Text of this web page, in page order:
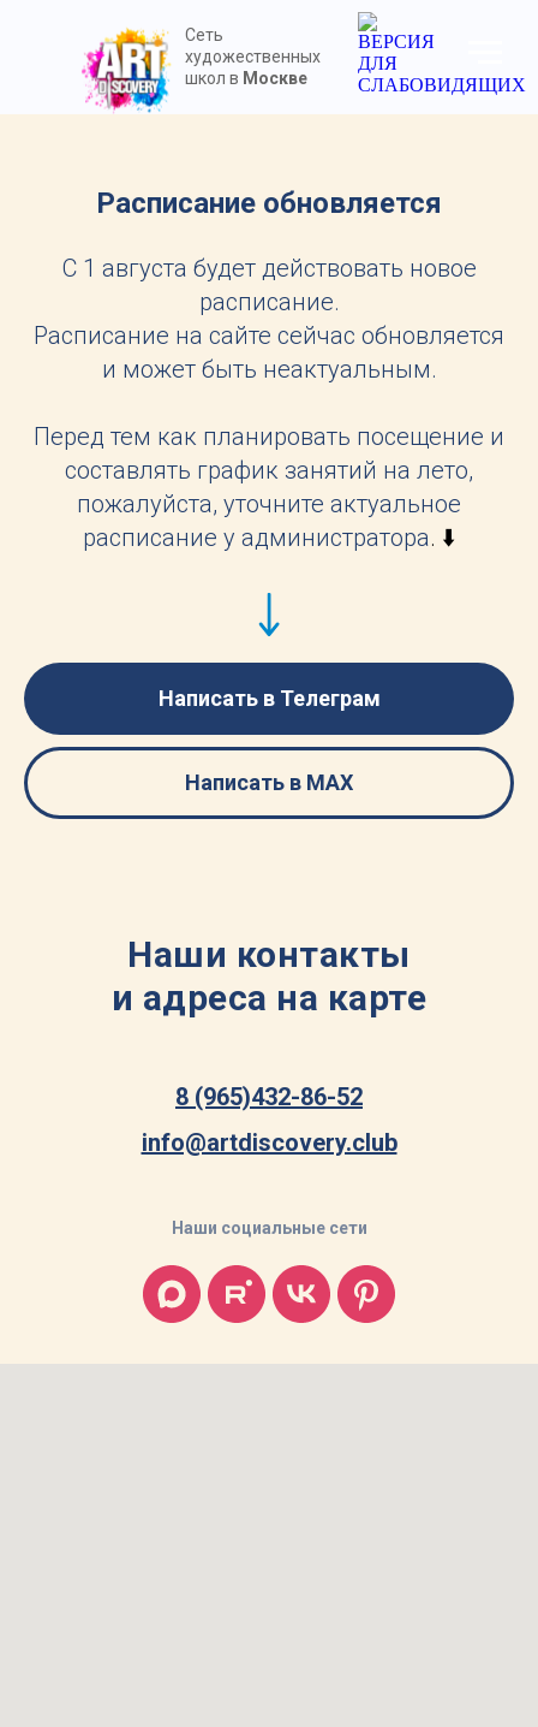
Сеть
художественных
школ в Москве
Расписание обновляется
С 1 августа будет действовать новое
расписание.
Расписание на сайте сейчас обновляется
и может быть неактуальным.
Перед тем как планировать посещение и
составлять график занятий на лето,
пожалуйста, уточните актуальное
расписание у администратора. ⬇️
Написать в Телеграм
Написать в МАХ
Наши контакты
и адреса на карте
8 (965)432-86-52
info@artdiscovery.club
Наши социальные сети